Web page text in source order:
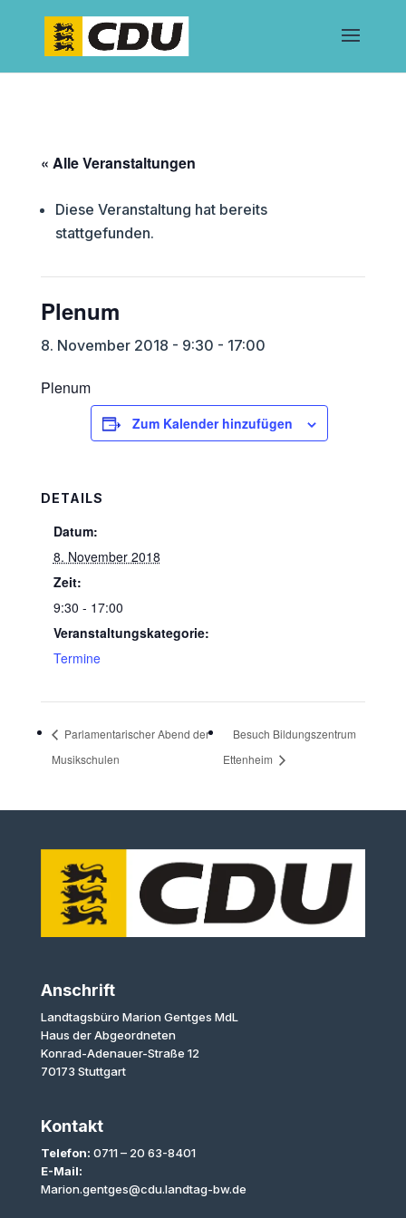
« Alle Veranstaltungen
Diese Veranstaltung hat bereits
stattgefunden.
Plenum
8. November 2018 - 9:30 - 17:00
Plenum
Zum Kalender hinzufügen
DETAILS
Datum:
8. November 2018
Zeit:
9:30 - 17:00
Veranstaltungskategorie:
Termine
Parlamentarischer Abend der
Musikschulen
Besuch Bildungszentrum
Ettenheim
Anschrift
Landtagsbüro Marion Gentges MdL
Haus der Abgeordneten
Konrad-Adenauer-Straße 12
70173 Stuttgart
Kontakt
Telefon: 0711 – 20 63-8401
E-Mail:
Marion.gentges@cdu.landtag-bw.de